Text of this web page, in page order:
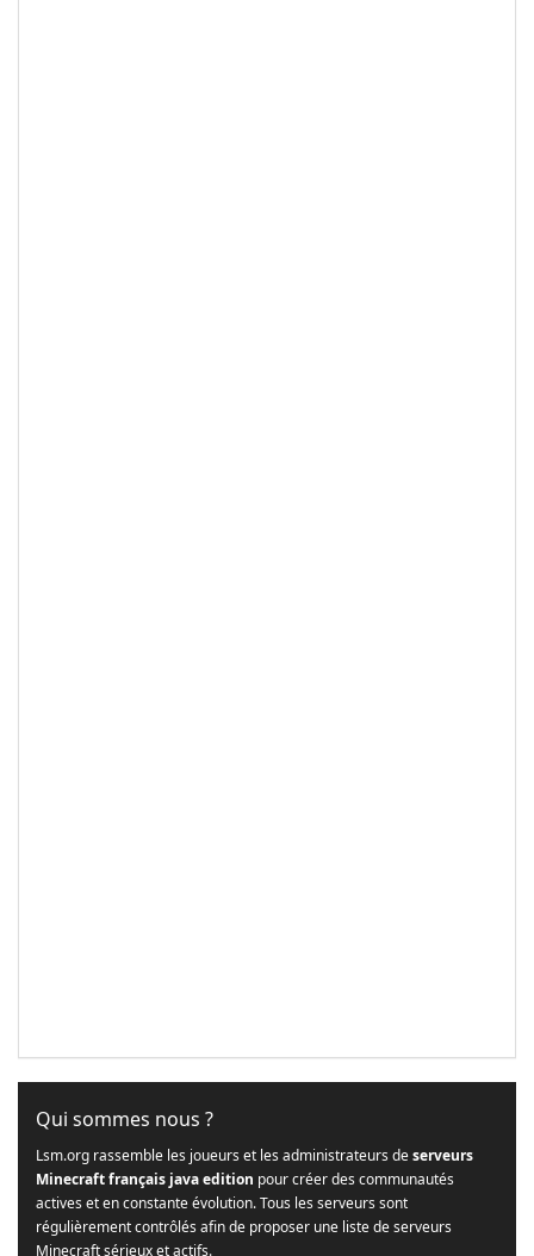
Qui sommes nous ?
Lsm.org rassemble les joueurs et les administrateurs deserveurs
Minecraft français java edition pour créer des communautés
actives et en constante évolution. Tous les serveurs sont
régulièrement contrôlés afin de proposer une liste de serveurs
Minecraft sérieux et actifs.